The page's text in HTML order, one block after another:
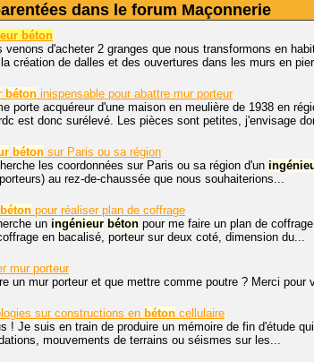
dans le forum Maçonnerie
béton
venons d'acheter 2 granges que nous transformons en
création de dalles et des ouvertures dans les murs en
béton inispensable pour abattre mur porteur
porte acquéreur d'une maison en meulière de 1938 en
est donc surélevé. Les pièces sont petites, j'envisage
béton sur Paris ou sa région
les coordonnées sur Paris ou sa région d'un
au rez-de-chaussée que nous souhaiterions...
béton pour réaliser plan de coffrage
un ingénieur béton pour me faire un plan de
en bacalisé, porteur sur deux coté, dimension du...
mur porteur
un mur porteur et que mettre comme poutre ? Merci pour
sur constructions en béton cellulaire
! Je suis en train de produire un mémoire de fin d'étude
mouvements de terrains ou séismes sur les...